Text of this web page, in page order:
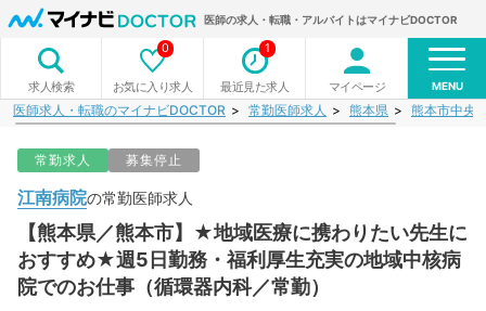
医師の求人・転職・アルバイトはマイナビDOCTOR
求人検索 お気に入り求人
0
最近見た求人
1
マイページ MENU
医師求人・転職のマイナビDOCTOR 常勤医師求人 熊本県 熊本市中央
常勤求人 募集停止
江南病院の常勤医師求人
【熊本県／熊本市】★地域医療に携わりたい先生に
おすすめ★週5日勤務・福利厚生充実の地域中核病
院でのお仕事（循環器内科／常勤）